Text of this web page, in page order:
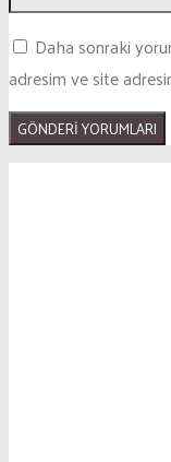
Daha sonraki
adresim ve site